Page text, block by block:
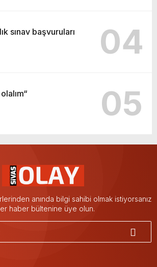
sınav başvuruları
04
05
anında bilgi sahibi olmak istiyorsanız
haber bültenine üye olun.